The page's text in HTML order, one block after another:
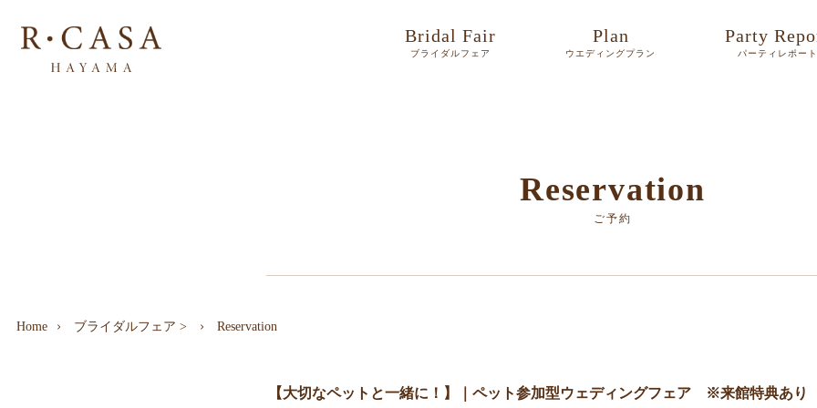
Bridal Fair
ブライダルフェア
Plan
ウエディングプラン
Party
パーティレポート
Reservation
ご予約
Home ブライダルフェア > Reservation